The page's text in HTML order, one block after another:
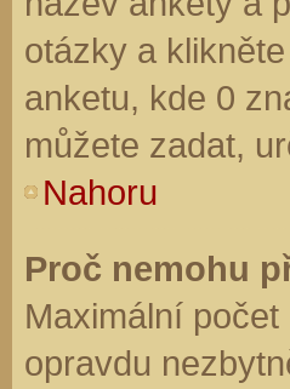
otázky a
anketu, kde 0
můžete zadat,
Nahoru
Proč nemohu
Maximální
opravdu